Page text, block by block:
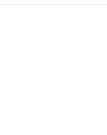
Rp 240.000.
Rp